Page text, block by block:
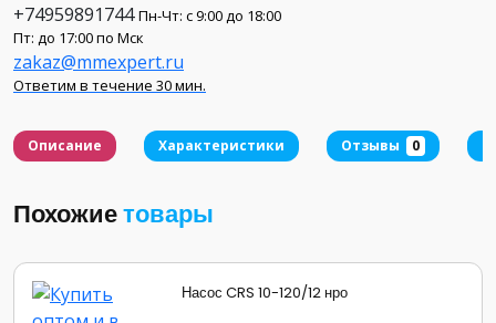
+74959891744 Пн-Чт: с 9:00 до 18:00
Пт: до 17:00 по Мск
zakaz@mmexpert.ru
Ответим в течение 30 мин.
Описание Характеристики Отзывы 0
Похожиетовары
Насос CRS 10-120/12 нро